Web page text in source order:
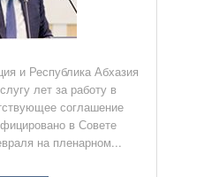
и Республика Абхазия
лет за работу в
соглашение
в Совете
на пленарном...